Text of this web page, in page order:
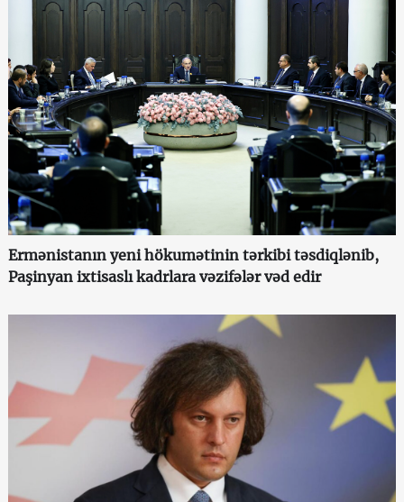
Ermənistanın yeni hökumətinin tərkibi təsdiqlənib,
Paşinyan ixtisaslı kadrlara vəzifələr vəd edir